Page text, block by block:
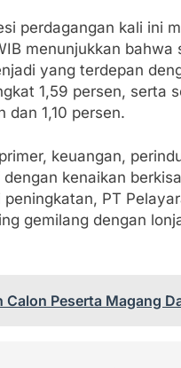
perdagangan kali ini
menunjukkan
yang terdepan
1,59 persen, serta
dan 1,10 persen.
keuangan,
kenaikan
PT
gemilang dengan
Calon Peserta Magang